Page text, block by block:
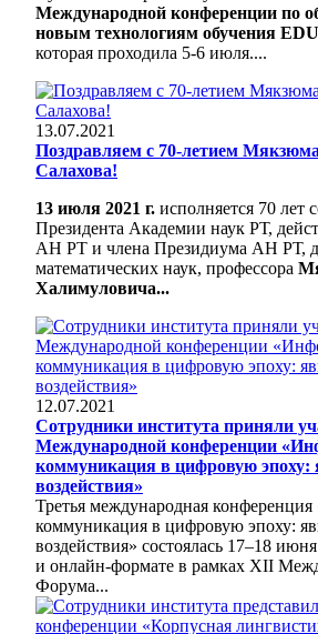
Международной конференции по
новым технологиям обучения
которая проходила 5-6 июля....
13.07.2021
Поздравляем с 70-летием
Салахова!
13 июля 2021 г. исполняется 70 лет
Президента Академии наук РТ,
АН РТ и члена Президиума АН РТ,
математических наук, профессора
Халимуловича...
12.07.2021
Сотрудники института приняли
Международной конференции
коммуникация в цифровую
воздействия»
Третья международная
коммуникация в цифровую эпоху:
воздействия» состоялась 17–18
и онлайн-формате в рамках XII
Форума...